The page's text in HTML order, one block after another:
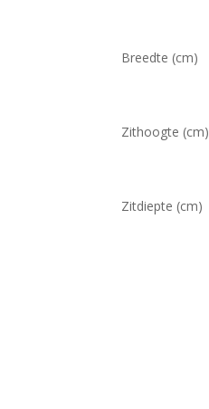
Breedte (cm)
Zithoogte (cm)
Zitdiepte (cm)